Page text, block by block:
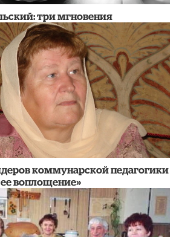
три мгновения
коммунарской педагогики
воплощение»